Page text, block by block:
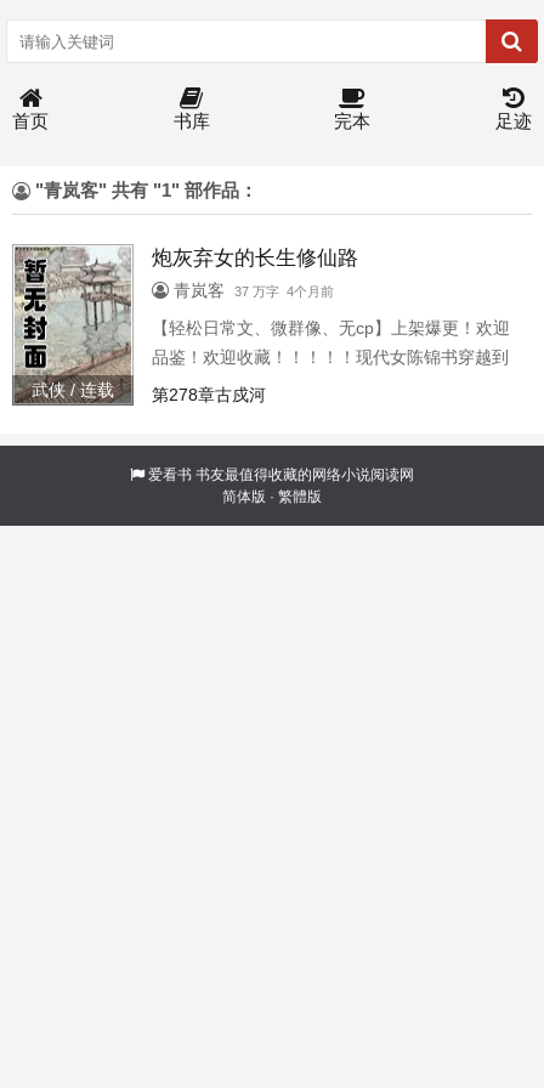
首页 书库 完本 足迹
"青岚客" 共有 "1" 部作品：
武侠 / 连载
炮灰弃女的长生修仙路
青岚客 37 万字 4个月前
【轻松日常文、微群像、无cp】上架爆更！欢迎
品鉴！欢迎收藏！！！！！现代女陈锦书穿越到
修仙家族陈家中炮灰弃女的长生修仙路-195720
第278章古戍河
爱看书 书友最值得收藏的网络小说阅读网
简体版 · 繁體版